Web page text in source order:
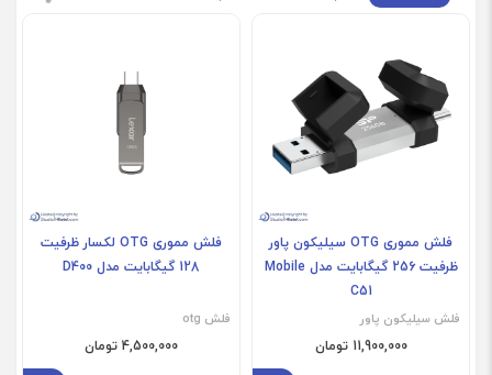
فلش مموری OTG سیلیکون پاور
ظرفیت 256 گیگابایت مدل Mobile
C51
فلش سیلیکون پاور
11,900,000 تومان
فلش مموری OTG لکسار ظرفیت
128 گیگابایت مدل D400
فلش otg
4,500,000 تومان